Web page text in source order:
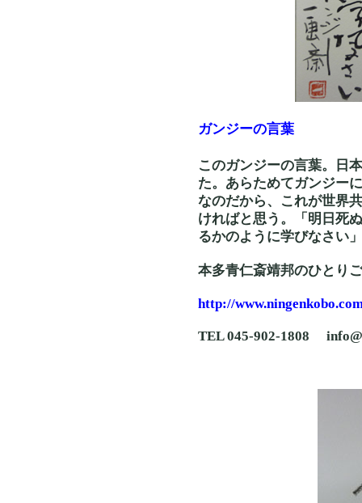
ガンジーの言葉
このガンジーの言葉。日
た。あらためてガンジー
なのだから、これが世界
ければと思う。「明日死
るかのように学びなさい
本多青仁斎靖邦のひとり
http://
TEL 045-902-1808